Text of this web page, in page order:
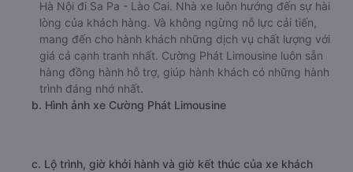
Hà Nội đi Sa Pa - Lào Cai. Nhà xe luôn hướng đến sự hài
lòng của khách hàng. Và không ngừng nỗ lực cải tiến,
mang đến cho hành khách những dịch vụ chất lượng với
giá cả cạnh tranh nhất. Cường Phát Limousine luôn sẵn
hàng đồng hành hỗ trợ, giúp hành khách có những hành
trình đáng nhớ nhất.
b. Hình ảnh xe Cường Phát Limousine
c. Lộ trình, giờ khởi hành và giờ kết thúc của xe khách